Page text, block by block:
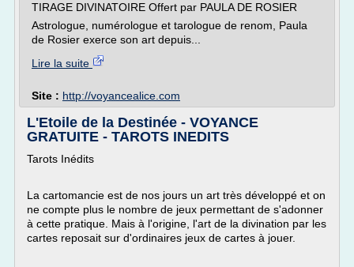
TIRAGE DIVINATOIRE Offert par PAULA DE ROSIER
Astrologue, numérologue et tarologue de renom, Paula
de Rosier exerce son art depuis...
Lire la suite
Site : http://voyancealice.com
L'Etoile de la Destinée - VOYANCE
GRATUITE - TAROTS INEDITS
Tarots Inédits
La cartomancie est de nos jours un art très développé et on
ne compte plus le nombre de jeux permettant de s'adonner
à cette pratique. Mais à l'origine, l'art de la divination par les
cartes reposait sur d'ordinaires jeux de cartes à jouer.